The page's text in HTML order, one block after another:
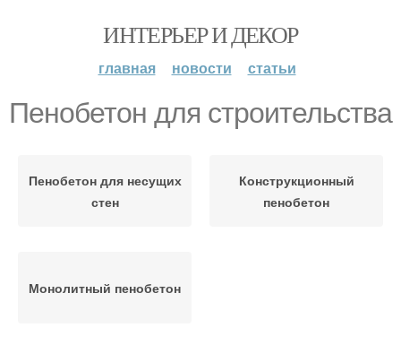
ИНТЕРЬЕР И ДЕКОР
главная новости статьи
Пенобетон для строительства
Пенобетон для несущих
стен
Конструкционный
пенобетон
Монолитный пенобетон